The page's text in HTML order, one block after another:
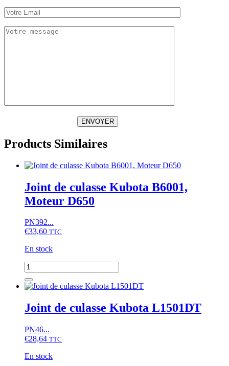
ENVOYER
Products Similaires
Joint de culasse Kubota B6001,
Moteur D650
PN392...
€33,60 TTC
En stock
quantité
de
Joint
culasse
Kubota
Moteur
D650
Joint de culasse Kubota L1501DT
PN46...
€28,64 TTC
En stock